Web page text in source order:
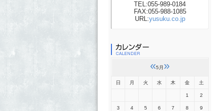
TEL:055-989-0184
FAX:055-988-1085
URL:yusuku.co.jp
«5月 »
日 月 火 水 木 金 土
1 2
3 4 5 6 7 8 9